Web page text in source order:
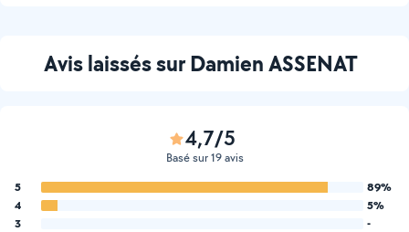
Avis laissés sur Damien ASSENAT
4,7/5
Basé sur 19 avis
5
89%
4
5%
3
-